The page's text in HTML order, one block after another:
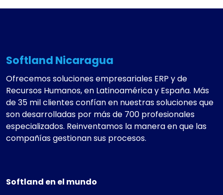
Softland Nicaragua
Ofrecemos soluciones empresariales ERP y de
Recursos Humanos, en Latinoamérica y España. Más
de 35 mil clientes confían en nuestras soluciones que
son desarrolladas por más de 700 profesionales
especializados. Reinventamos la manera en que las
compañías gestionan sus procesos.
Softland en el mundo